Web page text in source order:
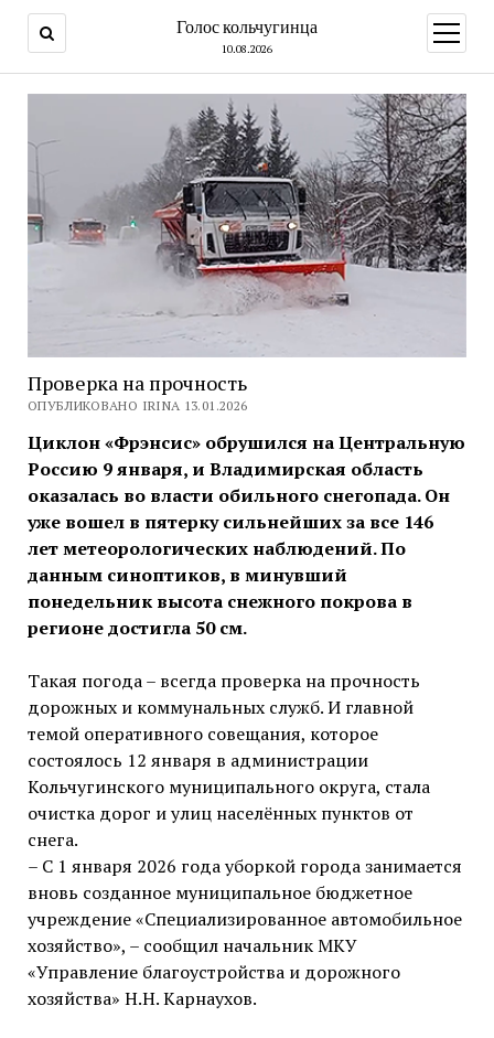
Голос кольчугинца
10.08.2026
меню
Проверка на прочность
ОПУБЛИКОВАНО IRINA 13.01.2026
Циклон «Фрэнсис» обрушился на Центральную
Россию 9 января, и Владимирская область
оказалась во власти обильного снегопада. Он
уже вошел в пятерку сильнейших за все 146
лет метеорологических наблюдений. По
данным синоптиков, в минувший
понедельник высота снежного покрова в
регионе достигла 50 см.
Такая погода – всегда проверка на прочность
дорожных и коммунальных служб. И главной
темой оперативного совещания, которое
состоялось 12 января в администрации
Кольчугинского муниципального округа, стала
очистка дорог и улиц населённых пунктов от
снега.
– С 1 января 2026 года уборкой города занимается
вновь созданное муниципальное бюджетное
учреждение «Специализированное автомобильное
хозяйство», – сообщил начальник МКУ
«Управление благоустройства и дорожного
хозяйства» Н.Н. Карнаухов.